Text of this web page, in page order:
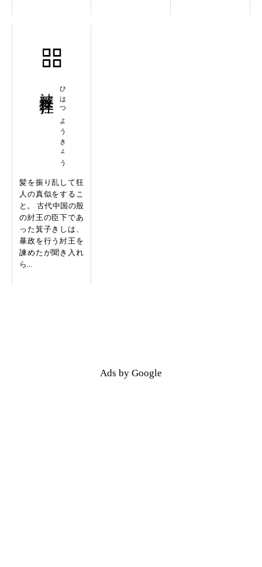
ひはつようきょう
髪を振り乱して狂
人の真似をするこ
と。 古代中国の殷
の紂王の臣下であ
った箕子きしは、
暴政を行う紂王を
諫めたが聞き入れ
ら...
Ads by Google